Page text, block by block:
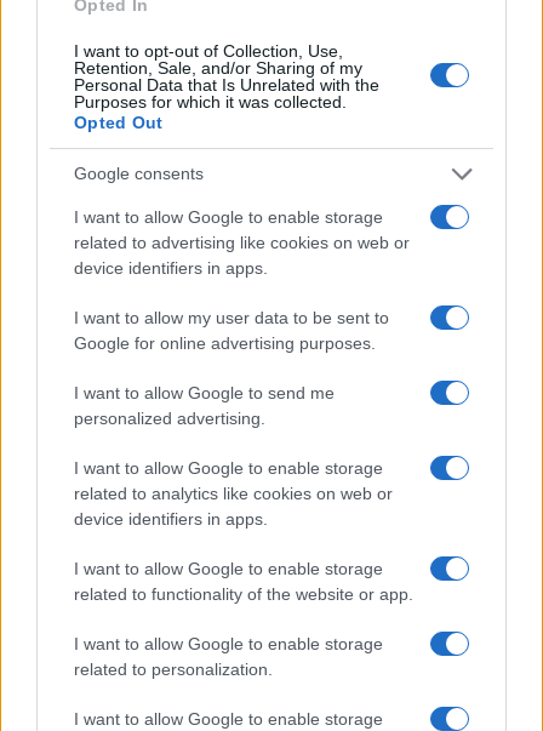
Opted In
I want to opt-out of Collection, Use,
Retention, Sale, and/or Sharing of my
Personal Data that Is Unrelated with the
Purposes for which it was collected.
Opted Out
Google consents
I want to allow Google to enable storage
related to advertising like cookies on web or
device identifiers in apps.
I want to allow my user data to be sent to
Google for online advertising purposes.
I want to allow Google to send me
personalized advertising.
I want to allow Google to enable storage
related to analytics like cookies on web or
device identifiers in apps.
I want to allow Google to enable storage
related to functionality of the website or app.
I want to allow Google to enable storage
related to personalization.
I want to allow Google to enable storage
Δείτε εδώτο αναλυτικό πρόγραμμα συνεδρίου.
απόκτηση του Άνταμ
Μοκόκα - Δωρεά της ΚΑΕ
Β.Σ. Καρούλιας: Τζίρος 98,7
στοιχήματα σε low & non
alcohol
Metlen: Ρεκόρ EBITDA στο α' εξάμηνο, στα 550 εκατ. ευρώ –
Καθαρά κέρδη 313 εκατ. ευρώ